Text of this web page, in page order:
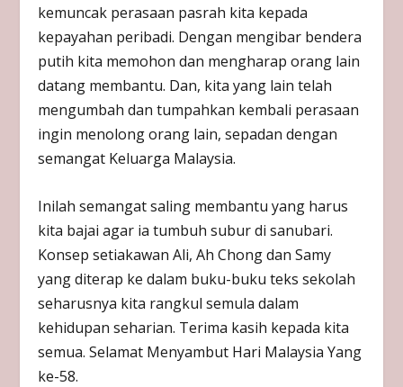
kemuncak perasaan pasrah kita kepada
kepayahan peribadi. Dengan mengibar bendera
putih kita memohon dan mengharap orang lain
datang membantu. Dan, kita yang lain telah
mengumbah dan tumpahkan kembali perasaan
ingin menolong orang lain, sepadan dengan
semangat Keluarga Malaysia.
Inilah semangat saling membantu yang harus
kita bajai agar ia tumbuh subur di sanubari.
Konsep setiakawan Ali, Ah Chong dan Samy
yang diterap ke dalam buku-buku teks sekolah
seharusnya kita rangkul semula dalam
kehidupan seharian. Terima kasih kepada kita
semua. Selamat Menyambut Hari Malaysia Yang
ke-58.